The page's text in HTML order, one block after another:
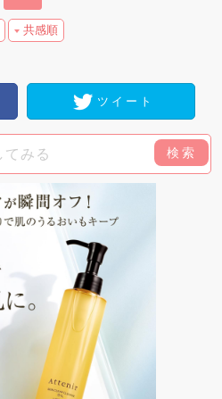
共感順
ツイート
検索